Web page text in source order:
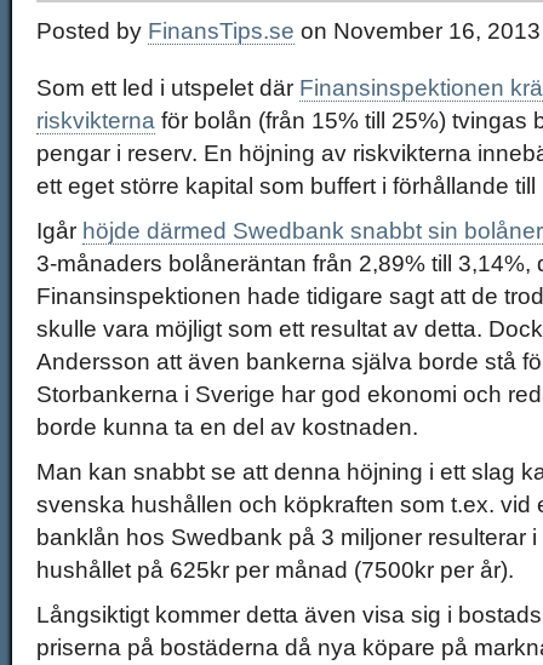
Posted by FinansTips.se on November 16,
Som ett led i utspelet där Finansinspektionen
riskvikterna för bolån (från 15% till 25%) tvingas
pengar i reserv. En höjning av riskvikterna
ett eget större kapital som buffert i förhållande
Igår höjde därmed Swedbank snabbt sin
3-månaders bolåneräntan från 2,89% till 3,14%,
Finansinspektionen hade tidigare sagt att de
skulle vara möjligt som ett resultat av detta.
Andersson att även bankerna själva borde stå
Storbankerna i Sverige har god ekonomi och
borde kunna ta en del av kostnaden.
Man kan snabbt se att denna höjning i ett slag
svenska hushållen och köpkraften som t.ex. vid
banklån hos Swedbank på 3 miljoner resulterar
hushållet på 625kr per månad (7500kr per år).
Långsiktigt kommer detta även visa sig i
priserna på bostäderna då nya köpare på